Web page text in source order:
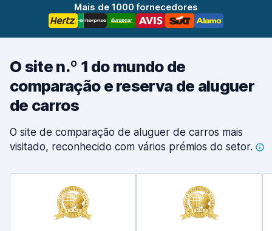
Mais de 1000 fornecedores
O site n.º 1 do mundo de
comparação e reserva de aluguer
de carros
O site de comparação de aluguer de carros mais
visitado, reconhecido com vários prémios do setor.